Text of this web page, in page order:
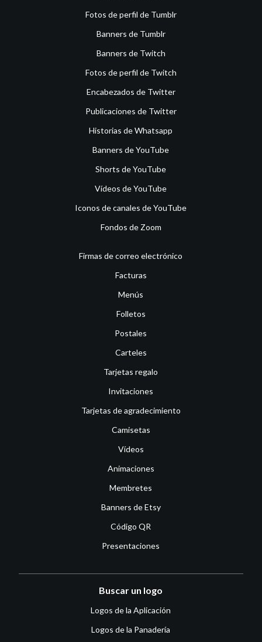
Fotos de perfil de Tumblr
Banners de Tumblr
Banners de Twitch
Fotos de perfil de Twitch
Encabezados de Twitter
Publicaciones de Twitter
Historias de Whatsapp
Banners de YouTube
Shorts de YouTube
Vídeos de YouTube
Iconos de canales de YouTube
Fondos de Zoom
Firmas de correo electrónico
Facturas
Menús
Folletos
Postales
Carteles
Tarjetas regalo
Invitaciones
Tarjetas de agradecimiento
Camisetas
Vídeos
Animaciones
Membretes
Banners de Etsy
Código QR
Presentaciones
Buscar un logo
Logos de la Aplicación
Logos de la Panadería